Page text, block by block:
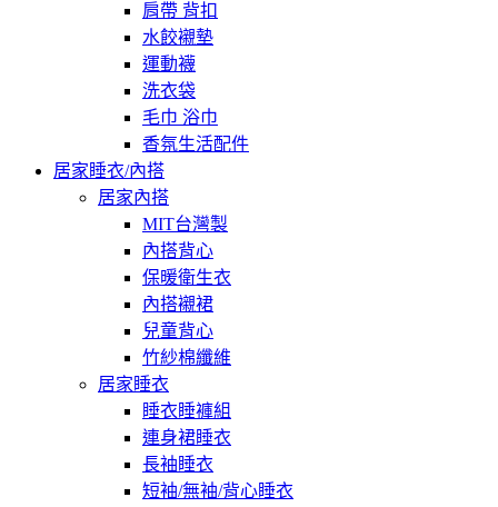
肩帶 背扣
水餃襯墊
運動襪
洗衣袋
毛巾 浴巾
香氛生活配件
居家睡衣/內搭
居家內搭
MIT台灣製
內搭背心
保暖衛生衣
內搭襯裙
兒童背心
竹紗棉纖維
居家睡衣
睡衣睡褲組
連身裙睡衣
長袖睡衣
短袖/無袖/背心睡衣